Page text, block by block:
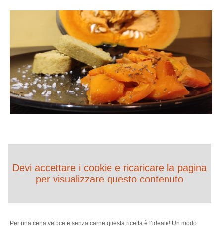
Terapie Naturali
Devi accettare i cookie e ricaricare la pagina
per visualizzare questo contenuto
Per una cena veloce e senza carne questa ricetta è l’ideale! Un modo